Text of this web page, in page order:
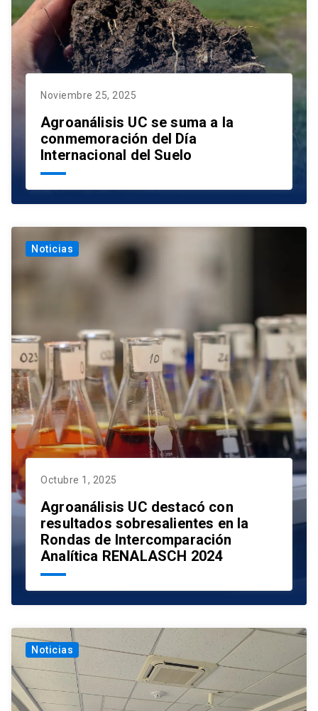
Noviembre 25, 2025
Agroanálisis UC se suma a la
conmemoración del Día
Internacional del Suelo
Octubre 1, 2025
Agroanálisis UC destacó con
resultados sobresalientes en la
Rondas de Intercomparación
Analítica RENALASCH 2024
Noticias
Noticias